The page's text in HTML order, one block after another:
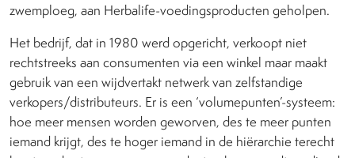
zwemploeg, aan Herbalife-voedingsproducten geholpen.
Het bedrijf, dat in 1980 werd opgericht, verkoopt niet
rechtstreeks aan consumenten via een winkel maar maakt
gebruik van een wijdvertakt netwerk van zelfstandige
verkopers/distributeurs. Er is een ‘volumepunten’-systeem:
hoe meer mensen worden geworven, des te meer punten
iemand krijgt, des te hoger iemand in de hiërarchie terecht